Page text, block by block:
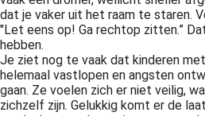
dat je vaker uit het raam te staren.
"Let eens op! Ga rechtop zitten.”
hebben.
Je ziet nog te vaak dat kinderen
helemaal vastlopen en angsten
gaan. Ze voelen zich er niet veilig,
zichzelf zijn. Gelukkig komt er de